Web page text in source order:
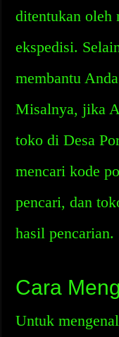
ditentukan oleh
ekspedisi.
membantu
Misalnya, jika
toko di Desa
mencari kode
pencari, dan
hasil pencarian.
Cara
Untuk